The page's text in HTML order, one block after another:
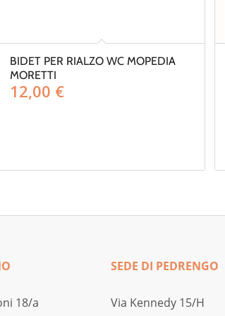
BIDET PER RIALZO WC MOPEDIA
MORETTI
12,00 €
18/a
SEDE DI PEDRENGO
Via Kennedy 15/H